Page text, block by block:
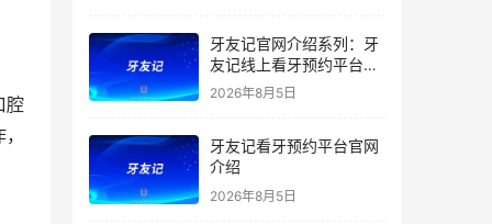
腔
牙友记官网介绍系列：牙
友记线上看牙预约平台的
优势在哪里？
2026年8月5日
牙友记看牙预约平台官网
介绍
2026年8月5日